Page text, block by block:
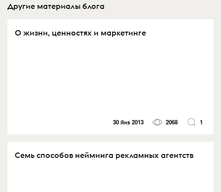
Другие материалы блога
О жизни, ценностях и маркетинге
30 Янв 2013 2068 1
Cемь способов нейминга рекламных агентств